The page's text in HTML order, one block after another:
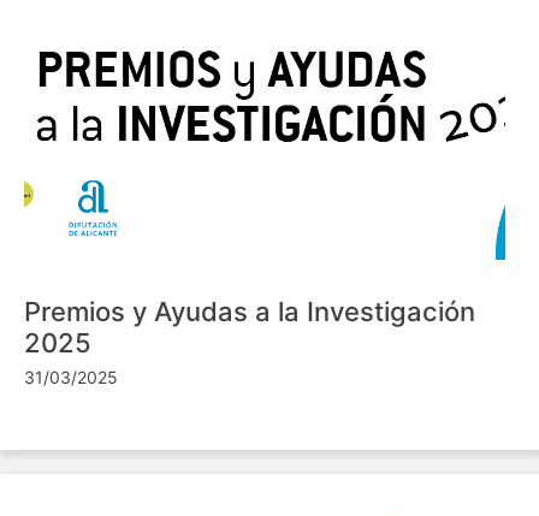
Premios y Ayudas a la Investigación
2025
31/03/2025